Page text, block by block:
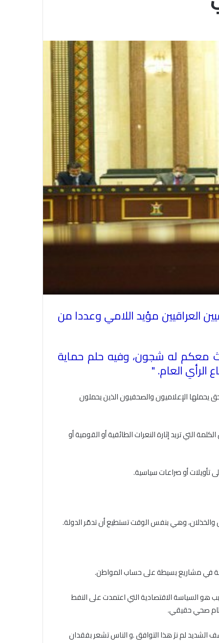
العراقيين مؤيد اللامي وعددا من
معكم له شجون، وفيه حلم حماية
الرأي العام" .
يحملها الإعلاميون والصحفيون الذين يحملون
التي تريد إثارة النعرات الطائفية أو القومية أو
تأويلات أو صراعات سياسية.
وهي بنفس الوقت تستطيع أن تدمّر الدولة.
في مشاريع بسيطة على حساب المواطن.
هو السياسة الاقتصادية التي اعتمدت على النفط
صحي حقيقي.
الشديد لم نرَ هذا التوافق .و الناس تشعر بفقدان